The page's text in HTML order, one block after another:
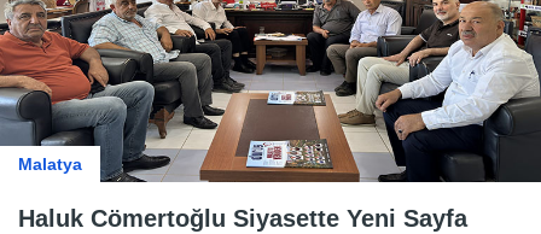
Malatya
Haluk Cömertoğlu Siyasette Yeni Sayfa